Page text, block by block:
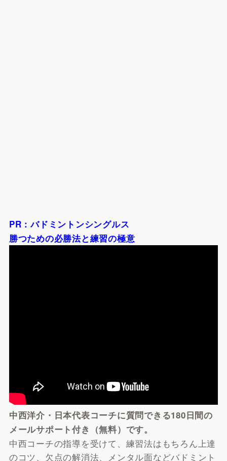
PR：バドミントンシングルス
勝つための必勝法と練習の極意
中西洋介・日本代表コーチに質問できる180日間の
メールサポート付き（無料）です。
中西コーチの指導を受けて、練習法はもちろん上達
のコツ、欠点の解消法、メンタル面などバドミント